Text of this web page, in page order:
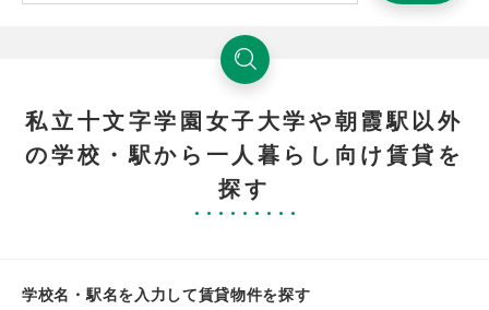
私立十文字学園女子大学や朝霞駅以外
の学校・駅から一人暮らし向け賃貸を
探す
学校名・駅名を入力して賃貸物件を探す